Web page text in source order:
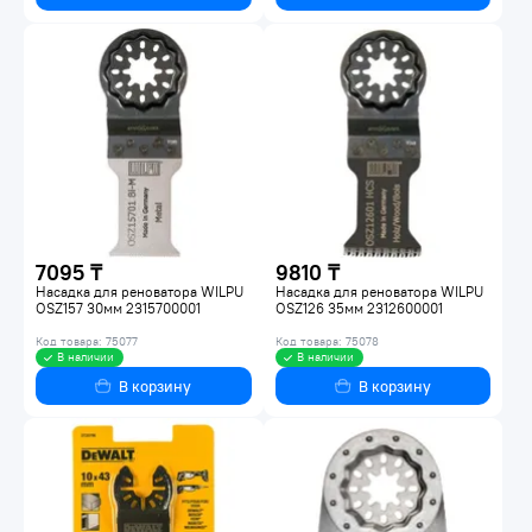
7095 ₸
Насадка для реноватора WILPU
OSZ157 30мм 2315700001
Код товара: 75077
В наличии
В корзину
9810 ₸
Насадка для реноватора WILPU
OSZ126 35мм 2312600001
Код товара: 75078
В наличии
В корзину